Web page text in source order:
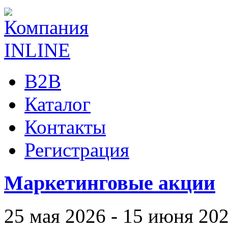
B2B
Каталог
Контакты
Регистрация
Маркетинговые акции
25 мая 2026 - 15 июня